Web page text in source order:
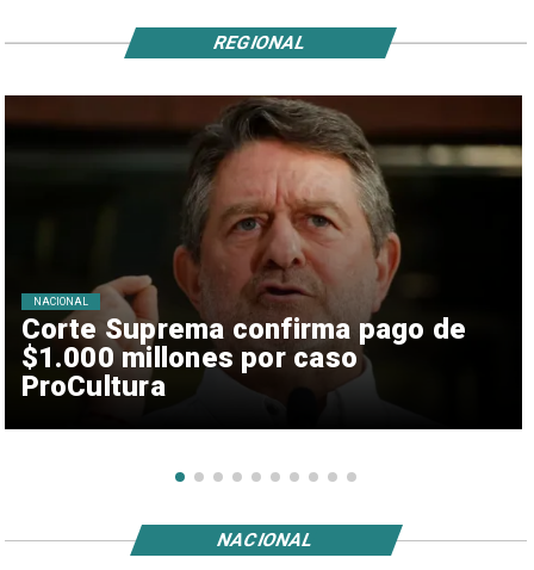
Corte Suprema confirma pago de
$1.000 millones por caso
ProCultura
NACIONAL
REGIONAL
NACIONAL